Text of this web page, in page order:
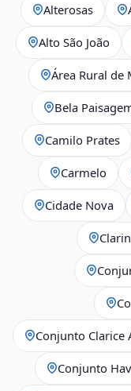
Alterosas
Alto São João
Área Rural de
Bela
Camilo Prates
Carmelo
Cidade Nova
Conjunto Clarice
Conjunto